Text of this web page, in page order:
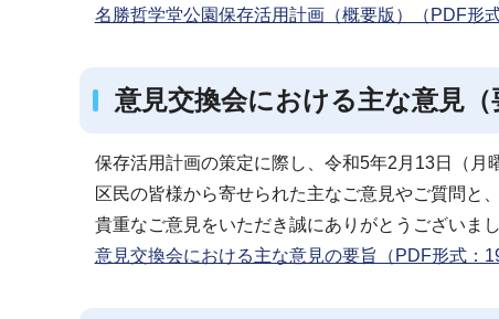
名勝哲学堂公園保存活用計画（概要版）（PDF形
意見交換会における主な意見（
保存活用計画の策定に際し、令和5年2月13日（月
区民の皆様から寄せられた主なご意見やご質問と
貴重なご意見をいただき誠にありがとうございまし
意見交換会における主な意見の要旨（PDF形式：